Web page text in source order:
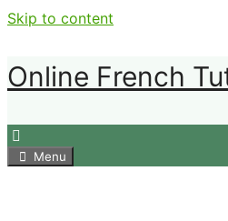
Skip to content
Online French
Menu